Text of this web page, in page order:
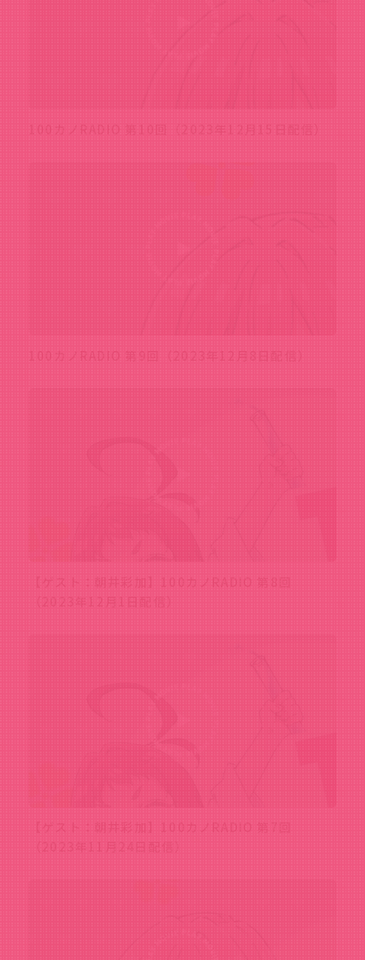
100カノRADIO 第10回（2023年12月15日配信）
100カノRADIO 第9回（2023年12月8日配信）
【ゲスト：朝井彩加】100カノRADIO 第8回
（2023年12月1日配信）
【ゲスト：朝井彩加】100カノRADIO 第7回
（2023年11月24日配信）